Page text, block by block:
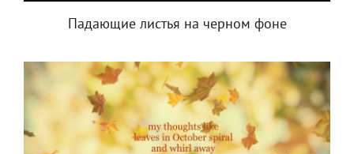
Падающие листья на черном фоне